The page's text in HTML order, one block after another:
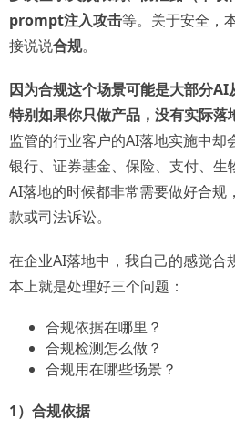
prompt注入攻击等。关于安全，
接说说合规。
因为合规这个场景可能是大部分AI
特别如果你只做产品，没有实际落
监管的行业客户的AI落地实施中却
银行、证券基金、保险、支付、生
AI落地的时候都非常需要做好合规
款或司法诉讼。
在企业AI落地中，我自己的感觉合
本上就是处理好三个问题：
合规依据在哪里？
合规检测怎么做？
合规用在哪些场景？
1）合规依据